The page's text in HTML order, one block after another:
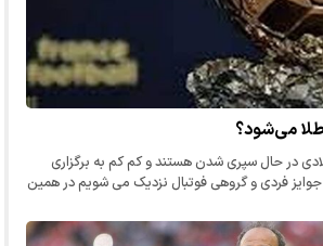
می‌شود؟
آخر سال ۲۰۲۱ میلادی در حال سپری شدن هستند و کم کم به برگزاری
فردی و گروهی فوتبال نزدیک می شویم در همین
دریافت جوایز بهترین‌های دنیای…